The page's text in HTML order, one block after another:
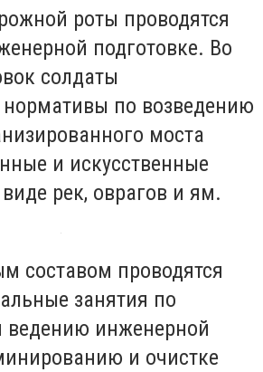
роты проводятся
подготовке. Во
солдаты
по возведению
моста
и искусственные
рек, оврагов и ям.
составом проводятся
занятия по
ведению инженерной
и очистке